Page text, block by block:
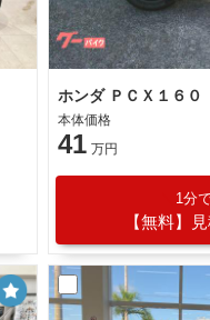
ホンダ ＰＣＸ１６０
本体価格
41 万円
1分
【無料】